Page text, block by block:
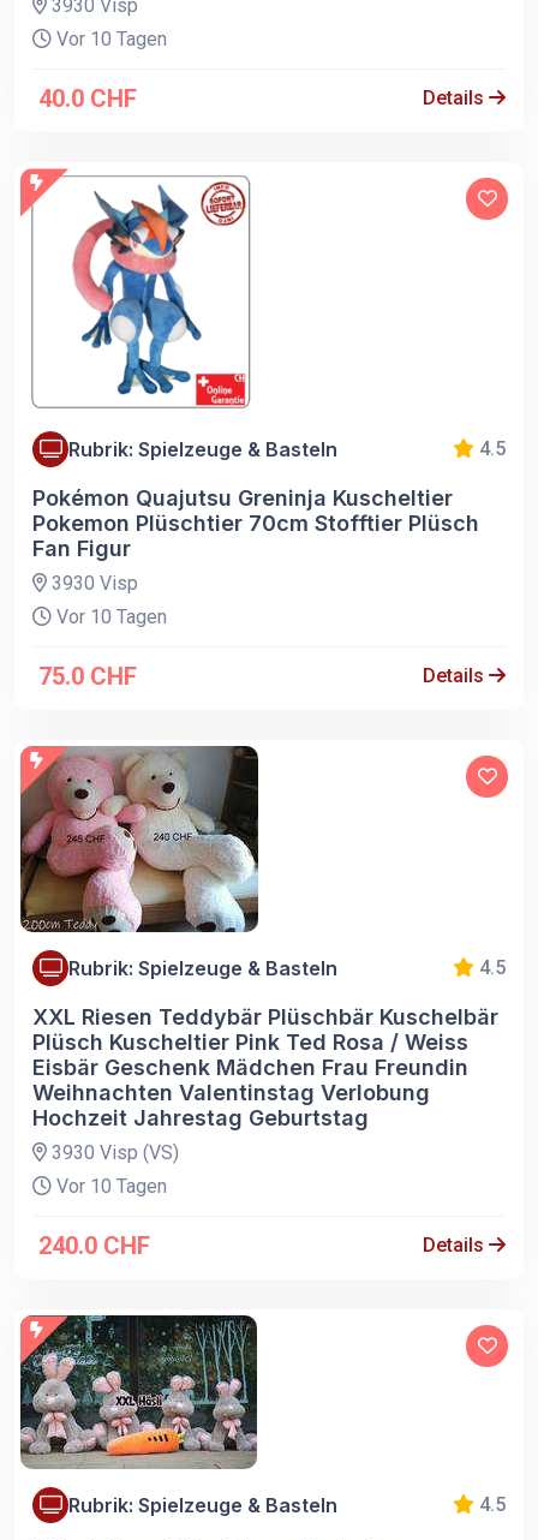
3930 Visp
Vor 10 Tagen
40.0 CHF Details
Rubrik: Spielzeuge & Basteln 4.5
Pokémon Quajutsu Greninja Kuscheltier
Pokemon Plüschtier 70cm Stofftier Plüsch
Fan Figur
3930 Visp
Vor 10 Tagen
75.0 CHF Details
Rubrik: Spielzeuge & Basteln 4.5
XXL Riesen Teddybär Plüschbär Kuschelbär
Plüsch Kuscheltier Pink Ted Rosa / Weiss
Eisbär Geschenk Mädchen Frau Freundin
Weihnachten Valentinstag Verlobung
Hochzeit Jahrestag Geburtstag
3930 Visp (VS)
Vor 10 Tagen
240.0 CHF Details
Rubrik: Spielzeuge & Basteln 4.5